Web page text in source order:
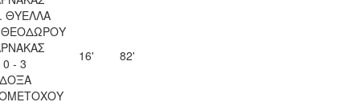
ΘΥΕΛΛΑ
ΘΕΟΔΩΡΟΥ
0 - 3
16' 82'